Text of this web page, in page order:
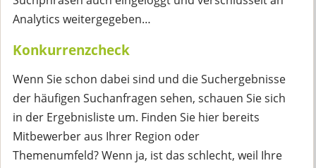
Analytics weitergegeben…
Konkurrenzcheck
Wenn Sie schon dabei sind und die Suchergebnisse
der häufigen Suchanfragen sehen, schauen Sie sich
in der Ergebnisliste um. Finden Sie hier bereits
Mitbewerber aus Ihrer Region oder
Themenumfeld? Wenn ja, ist das schlecht, weil Ihre